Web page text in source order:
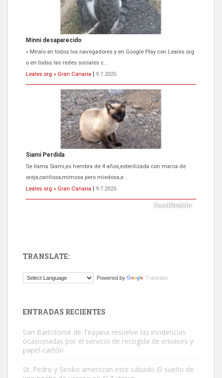
Siami Perdida
Se llama Siami,es hembra de 4 años,esterilizada con marca de
oreja,cariñosa,mimosa pero miedosa,e...
Leales.org » Gran Canaria
9.7.2025
ADOPCIÓN URGENTE GATA TEROR GRAN CANARIA
El ayuntamiento se va a llevar a Los Gatos callejeros de la zona los
próximos días, ella incluida...
Leales.org » Gran Canaria
9.7.2025
Este gato macho ha aparecido en la calle hace menos de un mes,
TRANSLATE:
Powered by Translate
ENTRADAS RECIENTES
San Bartolomé de Tirajana resuelve las incidencias
ocasionadas por el servicio de recogida de envases y
papel-cartón
St. Pedro y Siroko amenizan este sábado El sueño de